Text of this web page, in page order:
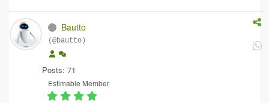
Bautto
(@bautto)
Posts: 71
Estimable Member